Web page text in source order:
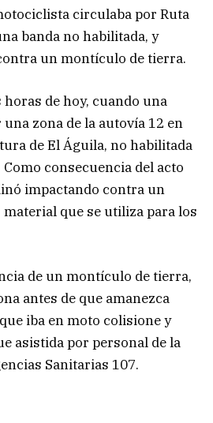
circulaba por Ruta
banda no habilitada, y
un montículo de tierra.
de hoy, cuando una
zona de la autovía 12 en
de El Águila, no habilitada
consecuencia del acto
impactando contra un
que se utiliza para los
de un montículo de tierra,
antes de que amanezca
iba en moto colisione y
asistida por personal de la
Sanitarias 107.